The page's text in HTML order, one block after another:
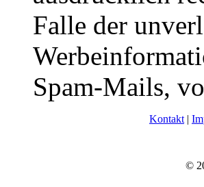
Falle der
Spam-Mails,
Kontakt |
©